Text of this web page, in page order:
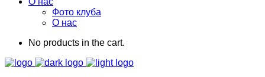
Фото клуба
О нас
No products in the cart.